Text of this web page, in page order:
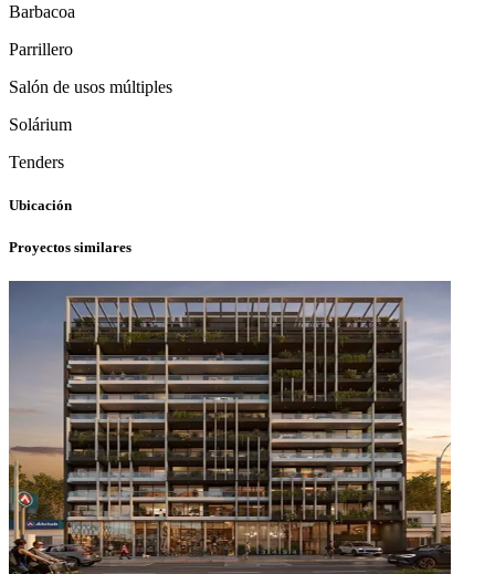
Barbacoa
Parrillero
Salón de usos múltiples
Solárium
Tenders
Ubicación
Proyectos similares